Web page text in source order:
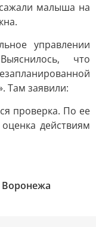
малыша на
управлении
что
Там заявили:
проверка. По ее
действиям